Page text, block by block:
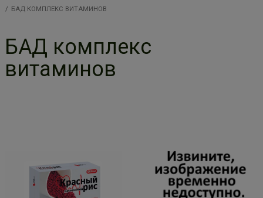
БАД КОМПЛЕКС ВИТАМИНОВ
БАД комплекс
витаминов